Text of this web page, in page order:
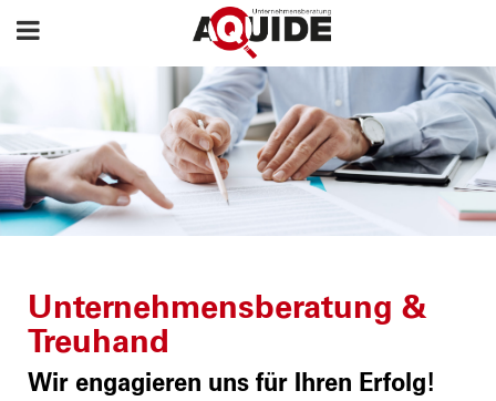
Unternehmensberatung &
Treuhand
Wir engagieren uns für Ihren Erfolg!